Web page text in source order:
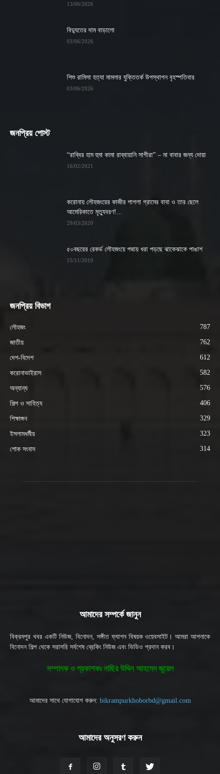
13/06/2026
বিদ্যুতের দাম বাড়ালো
03/06/2026
শিশু রামিসা হত্যা মামলার যুক্তিতর্ক উপস্থাপন বৃহস্পতিবার
03/06/2026
জনপ্রিয় পোস্ট
“রাব্বির হাম হুমা কামা রাব্বায়ানি সাগীরা” – মা বাবার জন্য দোয়া
16/02/2021
করোনায় লৌহজংয়ের কাজীর পাগলা গ্রামের বাবা ও তার ছেলে
আমেরিকাতে মৃত্যুবরণ!...
29/03/2020
৫০বছরের রেকর্ড লৌহজংয়ে পদ্মায় ধরা পড়ছে ঝাকেঝাকে পাঙাশ
15/11/2019
জনপ্রিয় বিভাগ
লৌহজং 787
জাতীয় 762
দেশ-বিদেশ 612
করোনাভাইরাস 582
অন্যান্য 576
শিল্প ও সাহিত্য 406
শিক্ষাঙ্গন 329
ইসলামধর্মীয় 323
শোক সংবাদ 314
আমাদের সম্পর্কে জানুন
বিক্রমপুর খবর একটি নিউজ, বিনোদন, সঙ্গীত ফ্যাশন বিষয়ক ওয়েবসাইট। আমরা আপনাকে
বিনোদন শিল্প থেকে সরাসরি সর্বশেষ ব্রেকিং নিউজ এবং ভিডিও প্রদান করব।
সম্পাদক ও প্রকাশকঃ নাছির উদ্দিন আহমেদ জুয়েল
আমাদের সাথে যোগাযোগ করুন: bikrampurkhoborbd@gmail.com
আমাদের অনুসরণ করুন